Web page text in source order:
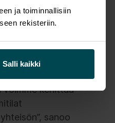
ja toiminnallisiin
rekisteriin.
Salli kaikki
voimme kehittää
sanoo